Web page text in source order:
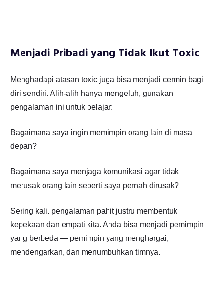
Menjadi Pribadi yang Tidak Ikut Toxic
Menghadapi atasan toxic juga bisa menjadi cermin bagi
diri sendiri. Alih-alih hanya mengeluh, gunakan
pengalaman ini untuk belajar:
Bagaimana saya ingin memimpin orang lain di masa
depan?
Bagaimana saya menjaga komunikasi agar tidak
merusak orang lain seperti saya pernah dirusak?
Sering kali, pengalaman pahit justru membentuk
kepekaan dan empati kita. Anda bisa menjadi pemimpin
yang berbeda — pemimpin yang menghargai,
mendengarkan, dan menumbuhkan timnya.